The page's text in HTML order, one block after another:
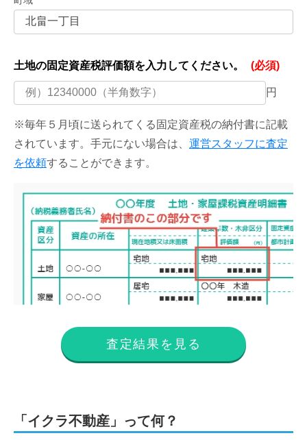
土地の固定資産税評価額を入力してください。 (必須)
円
※毎年５月頃に送られてくる固定資産税の納付書に記載
されています。手元にない場合は、 運営スタッフに査定
を依頼することができます。
査定結果を見る
「イクラ不動産」って何？